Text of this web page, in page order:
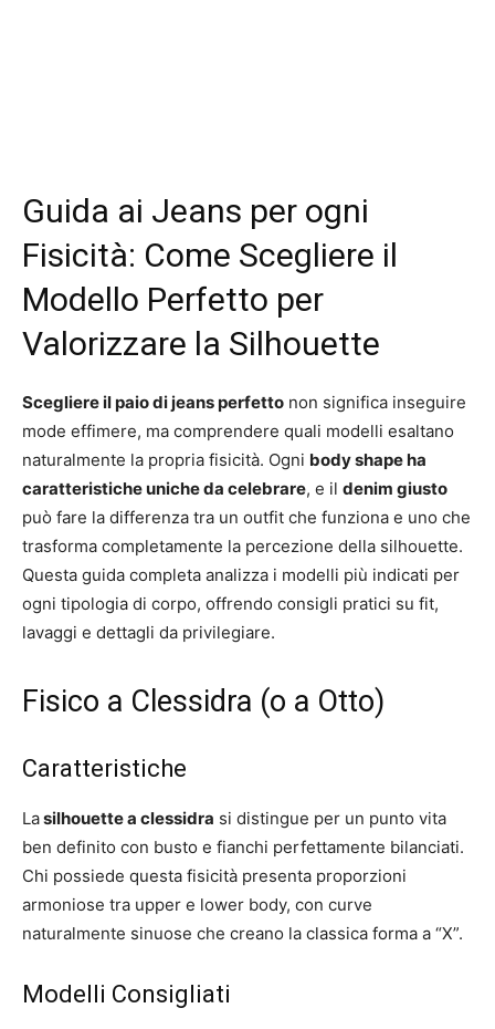
Guida ai Jeans per ogni
Fisicità: Come Scegliere il
Modello Perfetto per
Valorizzare la Silhouette
Scegliere il paio di jeans perfetto non significa inseguire
mode effimere, ma comprendere quali modelli esaltano
naturalmente la propria fisicità. Ogni body shape ha
caratteristiche uniche da celebrare, e il denim giusto
può fare la differenza tra un outfit che funziona e uno che
trasforma completamente la percezione della silhouette.
Questa guida completa analizza i modelli più indicati per
ogni tipologia di corpo, offrendo consigli pratici su fit,
lavaggi e dettagli da privilegiare.
Fisico a Clessidra (o a Otto)
Caratteristiche
Lasilhouette a clessidra si distingue per un punto vita
ben definito con busto e fianchi perfettamente bilanciati.
Chi possiede questa fisicità presenta proporzioni
armoniose tra upper e lower body, con curve
naturalmente sinuose che creano la classica forma a “X”.
Modelli Consigliati